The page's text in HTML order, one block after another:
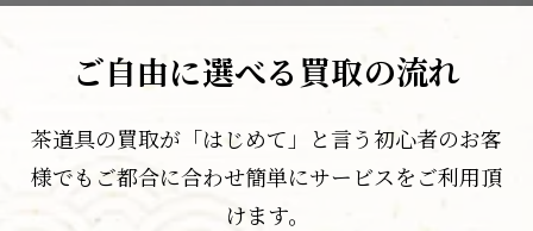
ご自由に選べる買取の流れ
茶道具の買取が「はじめて」と言う初心者のお客
様でもご都合に合わせ簡単にサービスをご利用頂
けます。